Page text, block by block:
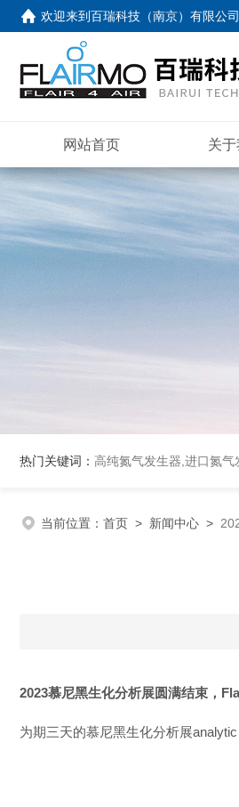
欢迎来到百瑞科技（南京）有限公
网站首页 关
热门关键词： 高纯氮气发生器,进口氮
当前位置： 首页 > 新闻中心 >
2023慕尼黑生化分析展圆满结束，
为期三天的慕尼黑生化分析展